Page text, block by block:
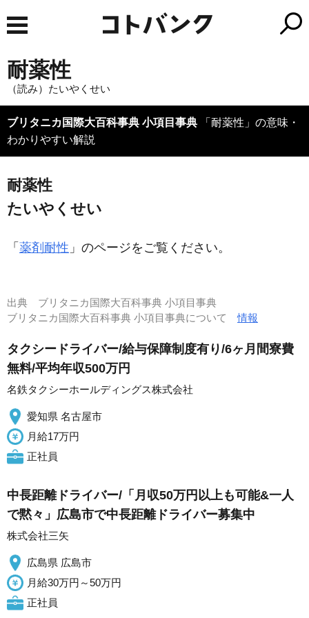
耐薬性
（読み）たいやくせい
ブリタニカ国際大百科事典 小項目事典 「耐薬性」の意味・
わかりやすい解説
耐薬性
たいやくせい
「 薬剤耐性 」のページをご覧ください。
出典 ブリタニカ国際大百科事典 小項目事典
ブリタニカ国際大百科事典 小項目事典について情報
タクシードライバー/給与保障制度有り/6ヶ月間寮費
無料/平均年収500万円
名鉄タクシーホールディングス株式会社
愛知県 名古屋市
月給17万円
正社員
中長距離ドライバー/「月収50万円以上も可能&一人
で黙々」広島市で中長距離ドライバー募集中
株式会社三矢
広島県 広島市
月給30万円～50万円
正社員